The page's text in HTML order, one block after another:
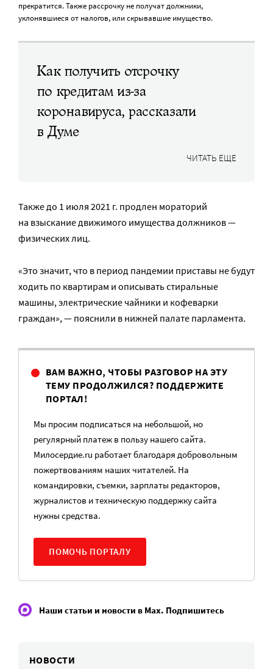
прекратится. Также рассрочку не получат должники,
уклонявшиеся от налогов, или скрывавшие имущество.
Как получить отсрочку
по кредитам из-за
коронавируса, рассказали
в Думе
ЧИТАТЬ ЕЩЕ
Также до 1 июля 2021 г. продлен мораторий
на взыскание движимого имущества должников —
физических лиц.
«Это значит, что в период пандемии приставы не будут
ходить по квартирам и описывать стиральные
машины, электрические чайники и кофеварки
граждан», — пояснили в нижней палате парламента.
ВАМ ВАЖНО, ЧТОБЫ РАЗГОВОР НА ЭТУ
ТЕМУ ПРОДОЛЖИЛСЯ? ПОДДЕРЖИТЕ
ПОРТАЛ!
Мы просим подписаться на небольшой, но
регулярный платеж в пользу нашего сайта.
Милосердие.ru работает благодаря добровольным
пожертвованиям наших читателей. На
командировки, съемки, зарплаты редакторов,
журналистов и техническую поддержку сайта
нужны средства.
ПОМОЧЬ ПОРТАЛУ
Наши статьи и новости в Max. Подпишитесь
НОВОСТИ